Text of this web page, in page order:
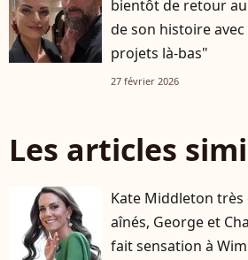
bientôt de retour
de son histoire avec
projets là-bas"
27 février 2026
Les articles
Kate Middleton très
aînés, George et
fait sensation à